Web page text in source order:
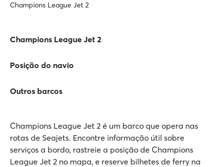
Champions League Jet 2
Champions League Jet 2
Posição do navio
Outros barcos
Champions League Jet 2 é um barco que opera nas
rotas de Seajets. Encontre informação útil sobre
serviços a bordo, rastreie a posição de Champions
League Jet 2 no mapa, e reserve bilhetes de ferry na